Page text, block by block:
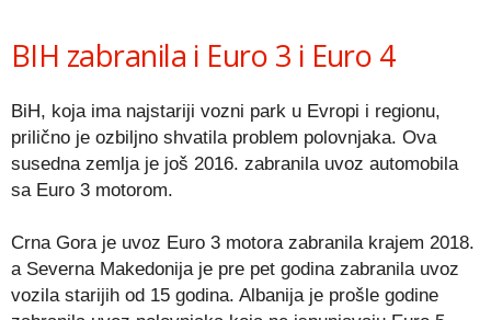
BIH zabranila i Euro 3 i Euro 4
BiH, koja ima najstariji vozni park u Evropi i regionu,
prilično je ozbiljno shvatila problem polovnjaka. Ova
susedna zemlja je još 2016. zabranila uvoz automobila
sa Euro 3 motorom.
Crna Gora je uvoz Euro 3 motora zabranila krajem 2018.
a Severna Makedonija je pre pet godina zabranila uvoz
vozila starijih od 15 godina. Albanija je prošle godine